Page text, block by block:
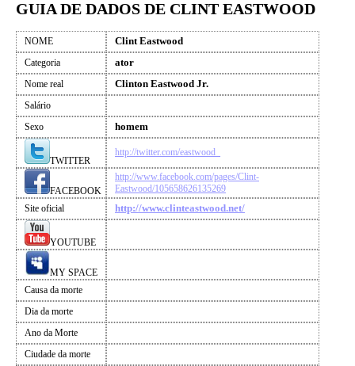
GUIA DE DADOS DE CLINT EASTWOOD
NOME Clint Eastwood
Categoria ator
Nome real Clinton Eastwood Jr.
Salário
Sexo
homem
TWITTER
http://twitter.com/eastwood_
FACEBOOK
http://www.facebook.com/pages/Clint-
Eastwood/105658626135269
Site oficial
http://www.clinteastwood.net/
YOUTUBE
MY SPACE
Causa da morte
Dia da morte
Ano da Morte
Ciudade da morte